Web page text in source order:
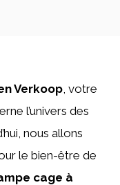
Verkoop, votre
l’univers des
nous allons
le bien-être de
cage à